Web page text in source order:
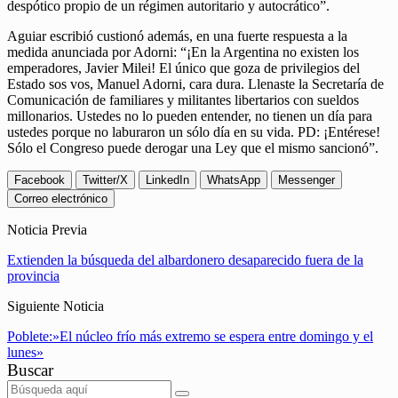
despótico propio de un régimen autoritario y autocrático”.
Aguiar escribió custionó además, en una fuerte respuesta a la
medida anunciada por Adorni: “¡En la Argentina no existen los
emperadores, Javier Milei! El único que goza de privilegios del
Estado sos vos, Manuel Adorni, cara dura. Llenaste la Secretaría de
Comunicación de familiares y militantes libertarios con sueldos
millonarios. Ustedes no lo pueden entender, no tienen un día para
ustedes porque no laburaron un sólo día en su vida. PD: ¡Entérese!
Sólo el Congreso puede derogar una Ley que el mismo sancionó”.
Facebook Twitter/X LinkedIn WhatsApp
Messenger
Correo electrónico
Noticia Previa
Extienden la búsqueda del albardonero desaparecido fuera de la
provincia
Siguiente Noticia
Poblete:»El núcleo frío más extremo se espera entre domingo y el
lunes»
Buscar